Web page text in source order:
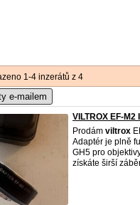
1-4 inzerátů z 4
e-mailem
VILTROX EF-
Prodám viltrox
Adaptér je plně
GH5 pro
získáte širší